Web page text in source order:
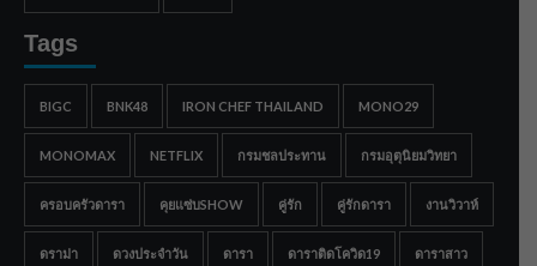
Tags
BIGC BNK48 IRON CHEF THAILAND MONO29
MONOMAX NETFLIX กรมชลประทาน กรมอุตุนิยมวิทยา
ครอบครัวดารา คุยแซ่บSHOW คู่รัก คู่รักดารา งานวิวาห์
ดราม่า ดวงประจำวัน ดารา ดาราติดโควิด19 ดาราสาว